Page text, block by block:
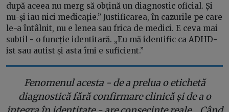
după aceea nu merg să obțină un diagnostic oficial. Și
nu-și iau nici medicație.” Justificarea, în cazurile pe care
le-a întâlnit, nu e lenea sau frica de medici. E ceva mai
subtil - o funcție identitară. „Eu mă identific ca ADHD-
ist sau autist și asta îmi e suficient.”
Fenomenul acesta - de a prelua o etichetă
diagnostică fără confirmare clinică și de a o